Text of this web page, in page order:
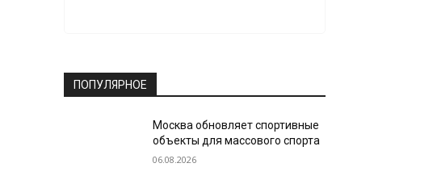
ПОПУЛЯРНОЕ
Москва обновляет спортивные
объекты для массового спорта
06.08.2026